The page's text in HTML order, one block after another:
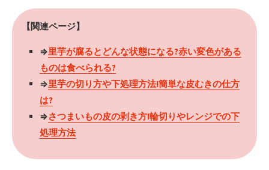
【関連ページ】
⇒里芋が腐るとどんな状態になる?赤い変色がある
ものは食べられる?
⇒里芋の切り方や下処理方法!簡単な皮むきの仕方
は?
⇒さつまいもの皮の剥き方!輪切りやレンジでの下
処理方法